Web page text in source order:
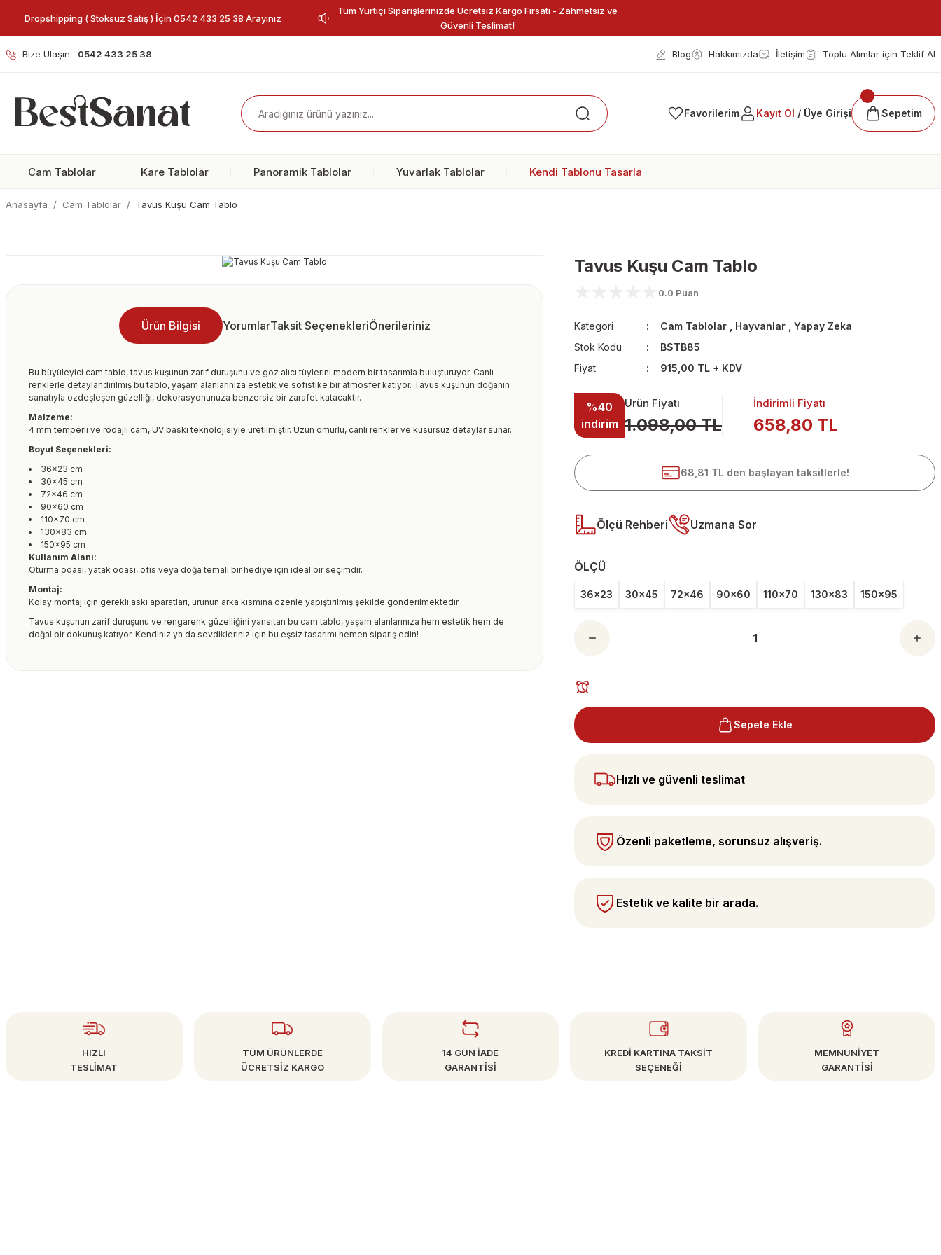
Dropshipping ( Stoksuz Satış ) İçin 0542 433 25 38 Arayınız
Tüm Yurtiçi Siparişlerinizde Ücretsiz Kargo Fırsatı - Zahmetsiz ve
Güvenli Teslimat!
Bize Ulaşın: 0542 433 25 38 Blog Hakkımızda İletişim Toplu Alımlar için Teklif Al
Favorilerim Kayıt Ol / Üye Girişi Sepetim
Cam Tablolar Kare Tablolar Panoramik Tablolar Yuvarlak Tablolar Kendi Tablonu Tasarla
Anasayfa Cam Tablolar Tavus Kuşu Cam Tablo
Ürün Bilgisi YorumlarTaksit SeçenekleriÖnerileriniz
Bu büyüleyici cam tablo, tavus kuşunun zarif duruşunu ve göz alıcı tüylerini modern bir tasarımla buluşturuyor. Canlı
renklerle detaylandırılmış bu tablo, yaşam alanlarınıza estetik ve sofistike bir atmosfer katıyor. Tavus kuşunun doğanın
sanatıyla özdeşleşen güzelliği, dekorasyonunuza benzersiz bir zarafet katacaktır.
Malzeme:
4 mm temperli ve rodajlı cam, UV baskı teknolojisiyle üretilmiştir. Uzun ömürlü, canlı renkler ve kusursuz detaylar sunar.
Boyut Seçenekleri:
36×23 cm
30×45 cm
72×46 cm
90×60 cm
110×70 cm
130×83 cm
150×95 cm
Kullanım Alanı:
Oturma odası, yatak odası, ofis veya doğa temalı bir hediye için ideal bir seçimdir.
Montaj:
Kolay montaj için gerekli askı aparatları, ürünün arka kısmına özenle yapıştırılmış şekilde gönderilmektedir.
Tavus kuşunun zarif duruşunu ve rengarenk güzelliğini yansıtan bu cam tablo, yaşam alanlarınıza hem estetik hem de
doğal bir dokunuş katıyor. Kendiniz ya da sevdikleriniz için bu eşsiz tasarımı hemen sipariş edin!
Tavus Kuşu Cam Tablo
0.0 Puan
Kategori Cam Tablolar Hayvanlar ,Yapay Zeka
Stok Kodu
BSTB85
Fiyat
915,00 TL + KDV
%40
indirim
Ürün Fiyatı
1.098,00 TL
İndirimli Fiyatı
658,80 TL
68,81 TL den başlayan taksitlerle!
Ölçü Rehberi Uzmana Sor
ÖLÇÜ
36x23 30x45 72x46 90x60 110x70 130x83 150x95
Sepete Ekle
Hızlı ve güvenli teslimat
Özenli paketleme, sorunsuz alışveriş.
Estetik ve kalite bir arada.
HIZLI
TESLİMAT
TÜM ÜRÜNLERDE
ÜCRETSİZ KARGO
14 GÜN İADE
GARANTİSİ
KREDİ KARTINA TAKSİT
SEÇENEĞİ
MEMNUNİYET
GARANTİSİ